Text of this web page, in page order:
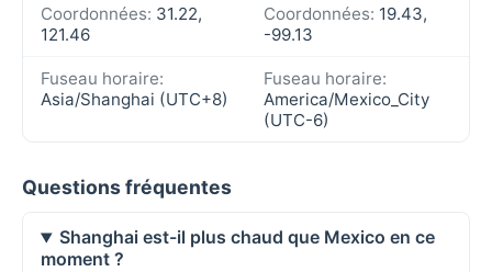
Coordonnées: 31.22,
121.46
Coordonnées: 19.43,
-99.13
Fuseau horaire:
Asia/Shanghai (UTC+8)
Fuseau horaire:
America/Mexico_City
(UTC-6)
Questions fréquentes
Shanghai est-il plus chaud que Mexico en ce
moment ?